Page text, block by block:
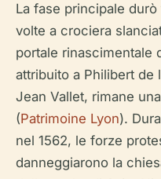
La fase principale
volte a crociera
portale rinascimentale
attribuito a Philibert de
Jean Vallet, rimane
(Patrimoine Lyon).
nel 1562, le forze
danneggiarono la